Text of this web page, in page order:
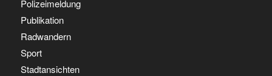
Polizeimeldung
Publikation
Radwandern
Sport
Stadtansichten